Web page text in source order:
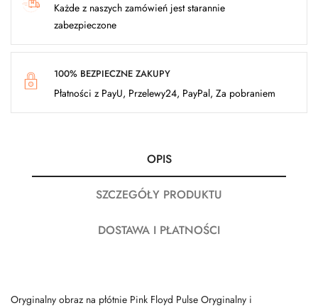
Każde z naszych zamówień jest starannie
zabezpieczone
100% BEZPIECZNE ZAKUPY
Płatności z PayU, Przelewy24, PayPal, Za pobraniem
OPIS
SZCZEGÓŁY PRODUKTU
DOSTAWA I PŁATNOŚCI
Oryginalny obraz na płótnie Pink Floyd Pulse Oryginalny i